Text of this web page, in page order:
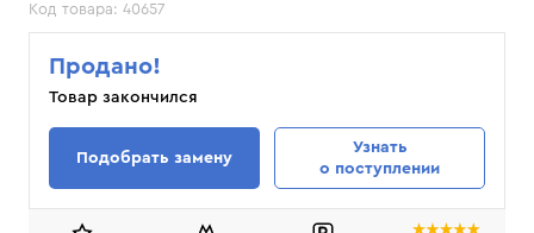
Код товара: 40657
Продано!
Товар закончился
Подобрать замену
Узнать
о поступлении